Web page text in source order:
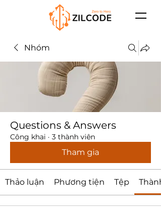
Nhóm
Questions & Answers
Công khai · 3 thành viên
Tham gia
Thảo luận Phương tiện Tệp